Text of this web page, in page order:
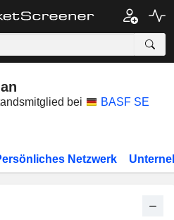
bei BASF SE
Netzwerk